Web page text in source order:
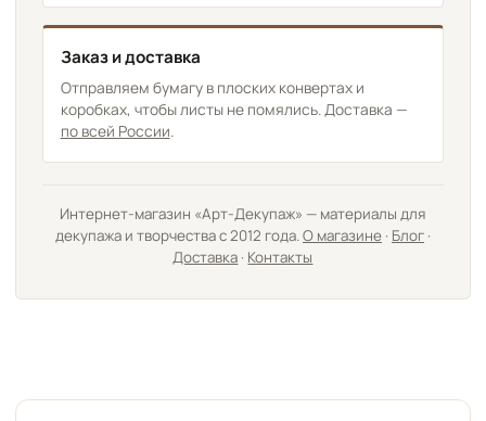
Заказ и доставка
Отправляем бумагу в плоских конвертах и
коробках, чтобы листы не помялись. Доставка —
по всей России.
Интернет-магазин «Арт-Декупаж» — материалы для
декупажа и творчества с 2012 года.О магазине· Блог·
Доставка · Контакты